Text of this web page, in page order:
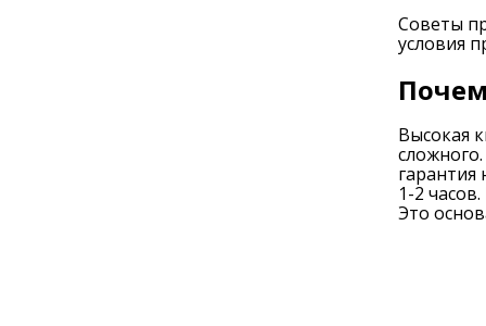
Советы
условия
Высокая
гарантия
1-2
Это